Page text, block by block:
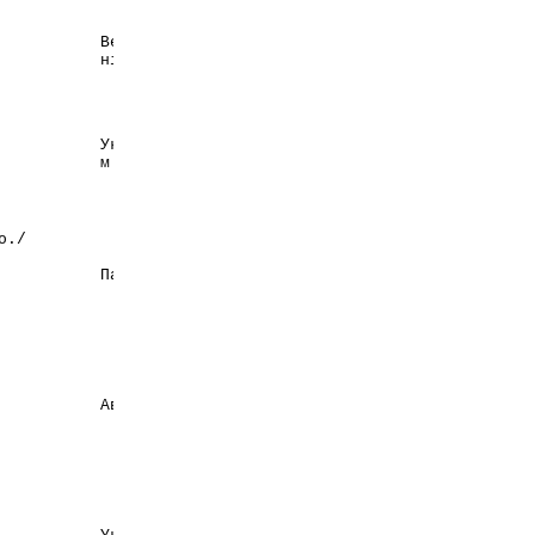
Великобрита-
нія
Україна,
м.Запоріжжя
Палестина
Австрія